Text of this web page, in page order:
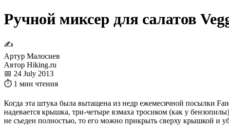
Ручной миксер для салатов
✍
Артур Малосиев
Автор Hiking.ru
📅 24 July 2013
⏱ 1 мин чтения
Когда эта штука была вытащена из недр ежемесячной посылки
надевается крышка, три-четыре взмаха тросиком (как у
не съеден полностью, то его можно прикрыть сверху крышкой и